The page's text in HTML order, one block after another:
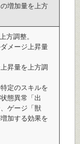
増加量を上方
方調整。
メージ上昇量
昇量を上方調
定のスキルを
態異常「出
ゲージ「獣
加する効果を